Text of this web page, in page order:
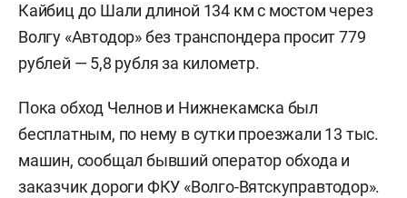
Кайбиц до Шали длиной 134 км с мостом через
Волгу «Автодор» без транспондера просит 779
рублей — 5,8 рубля за километр.
Пока обход Челнов и Нижнекамска был
бесплатным, по нему в сутки проезжали 13 тыс.
машин, сообщал бывший оператор обхода и
заказчик дороги ФКУ «Волго-Вятскуправтодор».